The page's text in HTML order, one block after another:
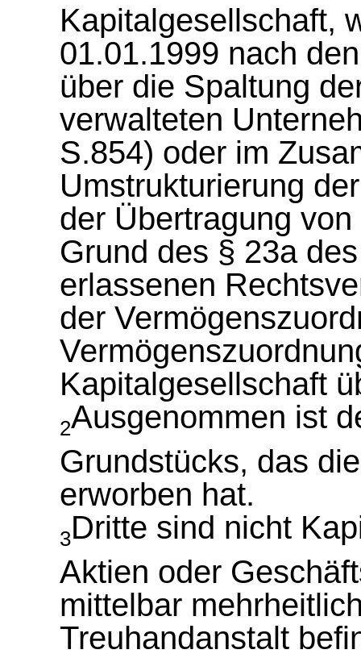
Kapitalgesellschaft,
01.01.1999 nach
über die Spaltung
verwalteten
S.854) oder im
Umstrukturierung
der Übertragung
Grund des § 23a
erlassenen
der
Kapitalgesellschaft
2Ausgenommen ist
Grundstücks, das
erworben hat.
3Dritte sind nicht
Aktien oder
mittelbar
Treuhandanstalt